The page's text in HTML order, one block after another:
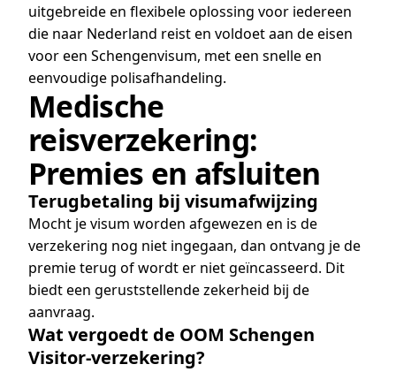
uitgebreide en flexibele oplossing voor iedereen
die naar Nederland reist en voldoet aan de eisen
voor een Schengenvisum, met een snelle en
eenvoudige polisafhandeling.
Medische
reisverzekering:
Premies en afsluiten
Terugbetaling bij visumafwijzing
Mocht je visum worden afgewezen en is de
verzekering nog niet ingegaan, dan ontvang je de
premie terug of wordt er niet geïncasseerd. Dit
biedt een geruststellende zekerheid bij de
aanvraag.
Wat vergoedt de OOM Schengen
Visitor-verzekering?